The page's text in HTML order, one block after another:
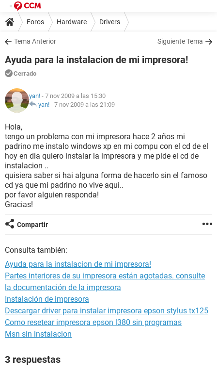
Foros Hardware Drivers
Tema Anterior Siguiente Tema
Ayuda para la instalacion de mi impresora!
Cerrado
yan! - 7 nov 2009 a las 15:30
yan! - 7 nov 2009 a las 21:09
Hola,
tengo un problema con mi impresora hace 2 años mi
padrino me instalo windows xp en mi compu con el cd de el
hoy en dia quiero instalar la impresora y me pide el cd de
instalacion ..
quisiera saber si hai alguna forma de hacerlo sin el famoso
cd ya que mi padrino no vive aqui..
por favor alguien responda!
Gracias!
Compartir
Consulta también:
Ayuda para la instalacion de mi impresora!
Partes interiores de su impresora están agotadas. consulte
la documentación de la impresora
Instalación de impresora
Descargar driver para instalar impresora epson stylus tx125
Como resetear impresora epson l380 sin programas
Msn sin instalacion
3 respuestas